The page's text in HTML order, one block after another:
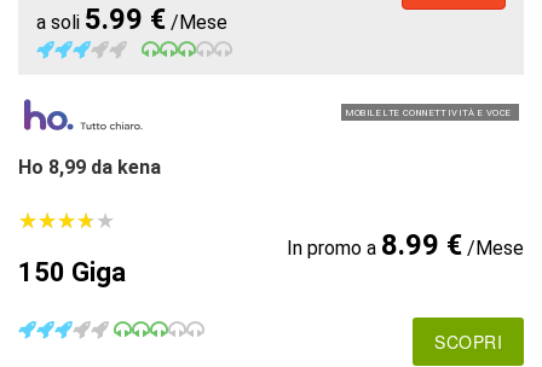
a soli 5.99 € /Mese
MOBILE LTE CONNETTIVITÀ E VOCE
Ho 8,99 da kena
★★★★★
★★★★★
150 Giga
In promo a 8.99 €/Mese
SCOPRI